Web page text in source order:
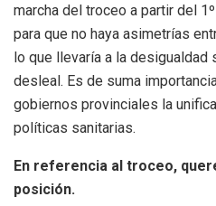
marcha del troceo a partir del
para que no haya asimetrías
lo que llevaría a la desigualdad
desleal. Es de suma
gobiernos provinciales la
políticas sanitarias.
En referencia al troceo,
posición.